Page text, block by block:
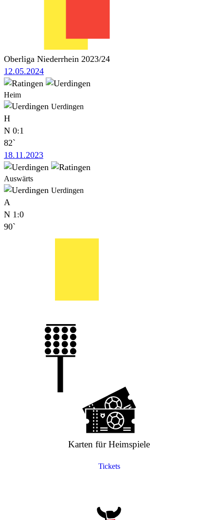
Oberliga Niederrhein 2023/24
12.05.2024
Heim
Uerdingen
H
N 0:1
82`
18.11.2023
Auswärts
Uerdingen
A
N 1:0
90`
Karten für Heimspiele
Tickets